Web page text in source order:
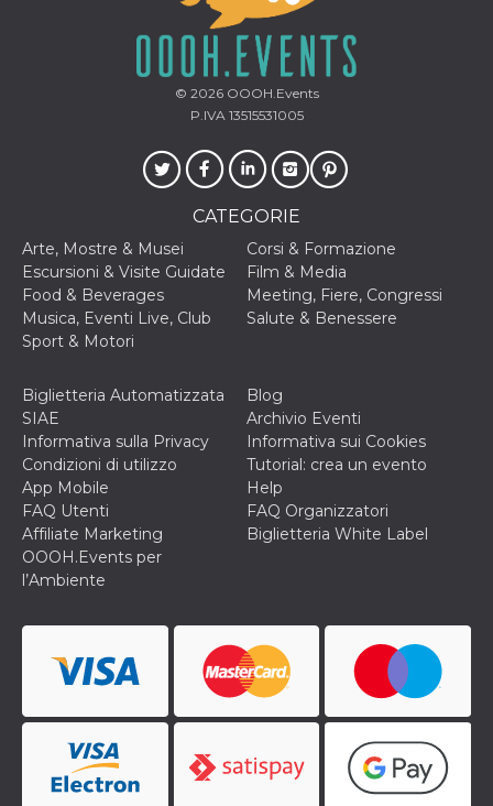
© 2026OOOH.Events
P.IVA 13515531005
CATEGORIE
Arte, Mostre & Musei
Corsi & Formazione
Escursioni & Visite Guidate
Film & Media
Food & Beverages
Meeting, Fiere, Congressi
Musica, Eventi Live, Club
Salute & Benessere
Sport & Motori
Biglietteria Automatizzata
SIAE
Blog
Archivio Eventi
Informativa sulla Privacy
Informativa sui Cookies
Condizioni di utilizzo
Tutorial: crea un evento
App Mobile
Help
FAQ Utenti
FAQ Organizzatori
Affiliate Marketing
Biglietteria White Label
OOOH.Events per
l’Ambiente